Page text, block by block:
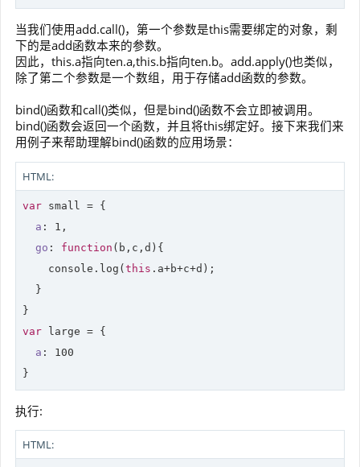
当我们使用add.call()，第一个参数是this需要绑定的对象，剩
下的是add函数本来的参数。
因此，this.a指向ten.a,this.b指向ten.b。add.apply()也类似，
除了第二个参数是一个数组，用于存储add函数的参数。
bind()函数和call()类似，但是bind()函数不会立即被调用。
bind()函数会返回一个函数，并且将this绑定好。接下来我们来
用例子来帮助理解bind()函数的应用场景：
HTML:
var small = {
a : 1 ,
go : function ( b,c,d ) {
console .log( this .a+b+c+d);
  }
var large = {
a : 100
执行:
HTML: